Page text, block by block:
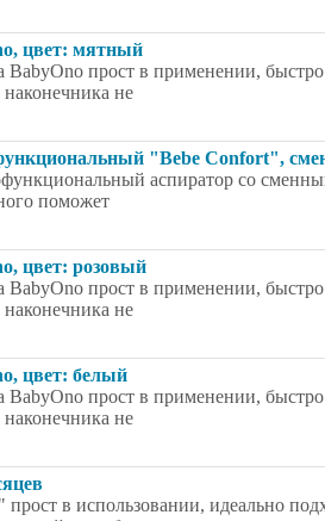
цвет: мятный
BabyOno прост в применении,
не
"Bebe Confort",
аспиратор со
поможет
цвет: розовый
BabyOno прост в применении,
не
цвет: белый
BabyOno прост в применении,
не
в использовании, идеально